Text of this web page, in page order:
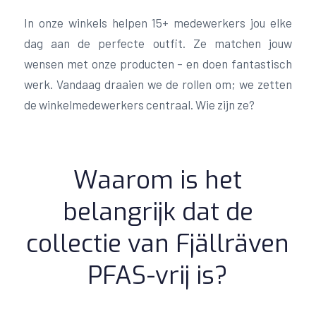
In onze winkels helpen 15+ medewerkers jou elke
dag aan de perfecte outfit. Ze matchen jouw
wensen met onze producten – en doen fantastisch
werk. Vandaag draaien we de rollen om; we zetten
de winkelmedewerkers centraal. Wie zijn ze?
Waarom is het
belangrijk dat de
collectie van Fjällräven
PFAS-vrij is?